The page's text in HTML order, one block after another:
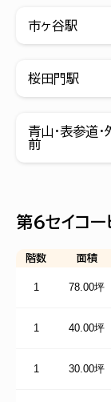
市ヶ谷駅
桜田門駅
青山・表参道・
前
第６セイコ
階数 面積
1 78.00坪
1 40.00坪
1 30.00坪